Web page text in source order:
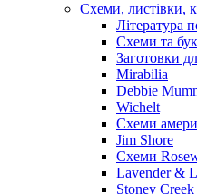
Схеми, листівки,
Література
Схеми та
Заготовки
Mirabilia
Debbie
Wichelt
Схеми
Jim Shore
Cхеми
Lavender &
Stoney Creek